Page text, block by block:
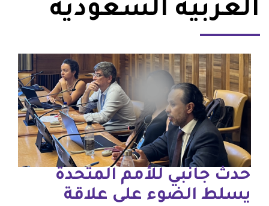
العربية السعودية
حدث جانبي للأمم المتحدة
يسلط الضوء على علاقة